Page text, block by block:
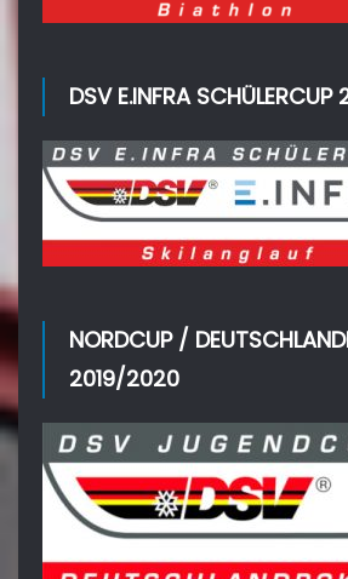
DSV E.INFRA SCHÜLERCUP
NORDCUP /
2019/2020